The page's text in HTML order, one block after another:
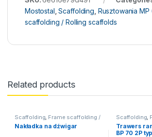
Mostostal ,Scaffolding Rusztowania MP
scaffolding / Rolling scaffolds
Related products
Scaffolding, Frame scaffolding /
Facade scaffolding,
Rusztowanie BP 70 (Plettac)
Nakładka na dźwigar
Scaffolding,
Facade
Trawers
BP 70 2P